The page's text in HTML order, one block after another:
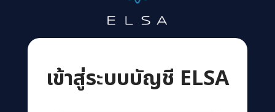
เข้าสู่ระบบบัญชี ELSA